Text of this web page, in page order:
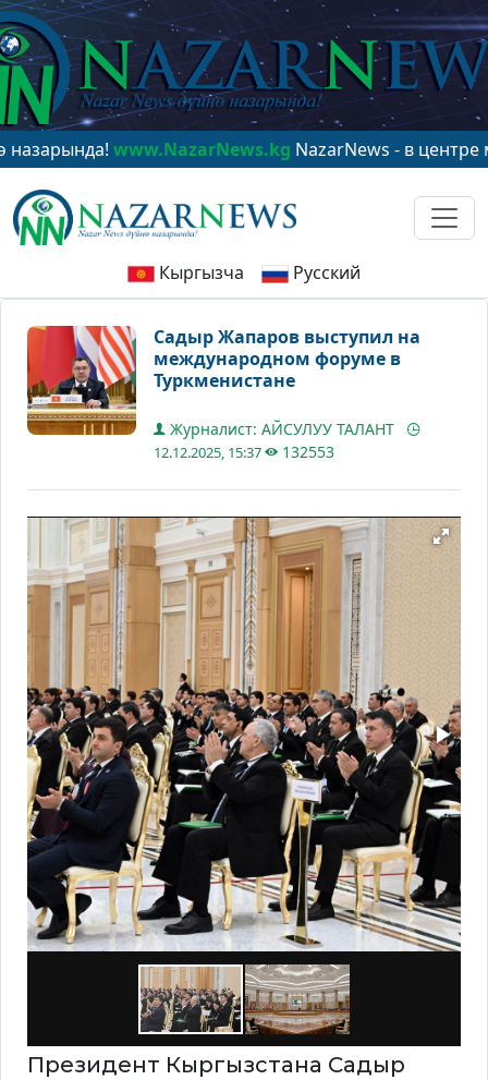
www.NazarNews.kgNazarNews - в центре мирового
Кыргызча Русский
Садыр Жапаров выступил на
международном форуме в
Туркменистане
Журналист: АЙСУЛУУ ТАЛАНТ
12.12.2025, 15:37 132553
Президент Кыргызстана Садыр